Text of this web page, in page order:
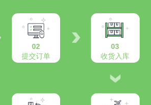
02
提交订单
03
收货入库